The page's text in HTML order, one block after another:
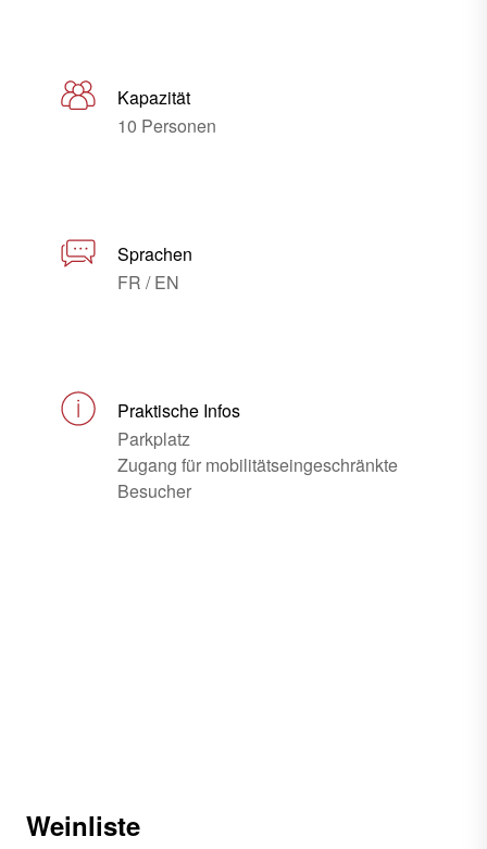
Kapazität
10 Personen
Sprachen
FR / EN
Praktische Infos
Parkplatz
Zugang für mobilitätseingeschränkte
Besucher
Weinliste